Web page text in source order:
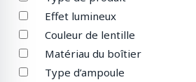
Effet lumineux
Couleur de lentille
Matériau du boîtier
Type d’ampoule